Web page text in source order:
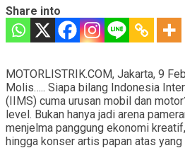
Share into
MOTORLISTRIK.COM, Jakarta, 9
Molis….. Siapa bilang Indonesia
(IIMS) cuma urusan mobil dan
level. Bukan hanya jadi arena
menjelma panggung ekonomi
hingga konser artis papan atas